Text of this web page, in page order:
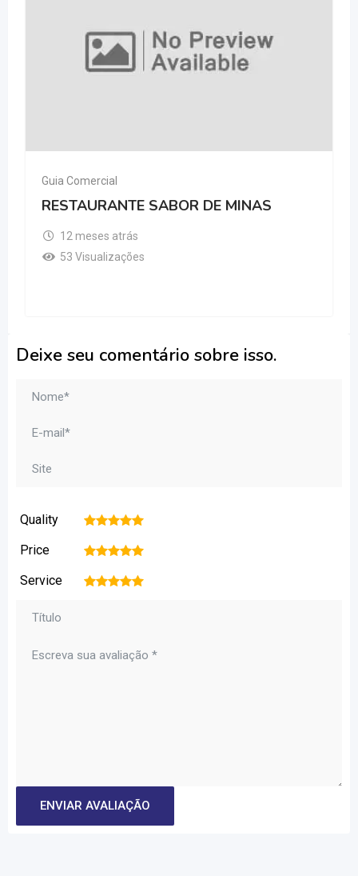
Guia Comercial
RESTAURANTE SABOR DE MINAS
12 meses atrás
53 Visualizações
Deixe seu comentário sobre isso.
Quality 5
4
3
2
Price 5
4
3
2
Service 5
4
3
2